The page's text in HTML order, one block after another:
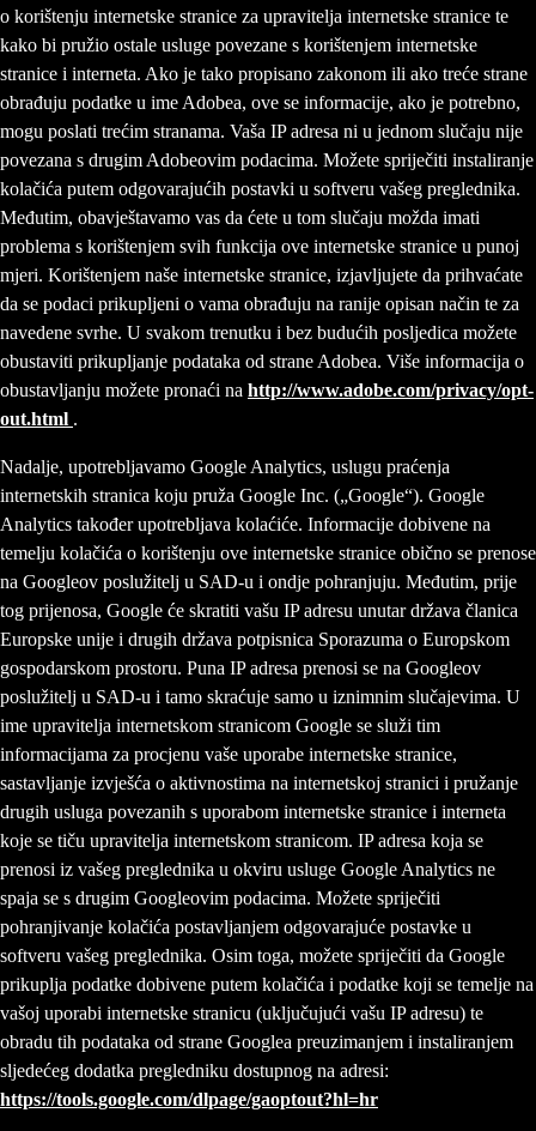
o korištenju internetske stranice za upravitelja internetske stranice te
kako bi pružio ostale usluge povezane s korištenjem internetske
stranice i interneta. Ako je tako propisano zakonom ili ako treće strane
obrađuju podatke u ime Adobea, ove se informacije, ako je potrebno,
mogu poslati trećim stranama. Vaša IP adresa ni u jednom slučaju nije
povezana s drugim Adobeovim podacima. Možete spriječiti instaliranje
kolačića putem odgovarajućih postavki u softveru vašeg preglednika.
Međutim, obavještavamo vas da ćete u tom slučaju možda imati
problema s korištenjem svih funkcija ove internetske stranice u punoj
mjeri. Korištenjem naše internetske stranice, izjavljujete da prihvaćate
da se podaci prikupljeni o vama obrađuju na ranije opisan način te za
navedene svrhe. U svakom trenutku i bez budućih posljedica možete
obustaviti prikupljanje podataka od strane Adobea. Više informacija o
obustavljanju možete pronaći na http://www.adobe.com/privacy/opt-
out.html .
Nadalje, upotrebljavamo Google Analytics, uslugu praćenja
internetskih stranica koju pruža Google Inc. („Google“). Google
Analytics također upotrebljava kolaćiće. Informacije dobivene na
temelju kolačića o korištenju ove internetske stranice obično se prenose
na Googleov poslužitelj u SAD-u i ondje pohranjuju. Međutim, prije
tog prijenosa, Google će skratiti vašu IP adresu unutar država članica
Europske unije i drugih država potpisnica Sporazuma o Europskom
gospodarskom prostoru. Puna IP adresa prenosi se na Googleov
poslužitelj u SAD-u i tamo skraćuje samo u iznimnim slučajevima. U
ime upravitelja internetskom stranicom Google se služi tim
informacijama za procjenu vaše uporabe internetske stranice,
sastavljanje izvješća o aktivnostima na internetskoj stranici i pružanje
drugih usluga povezanih s uporabom internetske stranice i interneta
koje se tiču upravitelja internetskom stranicom. IP adresa koja se
prenosi iz vašeg preglednika u okviru usluge Google Analytics ne
spaja se s drugim Googleovim podacima. Možete spriječiti
pohranjivanje kolačića postavljanjem odgovarajuće postavke u
softveru vašeg preglednika. Osim toga, možete spriječiti da Google
prikuplja podatke dobivene putem kolačića i podatke koji se temelje na
vašoj uporabi internetske stranicu (uključujući vašu IP adresu) te
obradu tih podataka od strane Googlea preuzimanjem i instaliranjem
sljedećeg dodatka pregledniku dostupnog na adresi:
https://tools.google.com/dlpage/gaoptout?hl=hr